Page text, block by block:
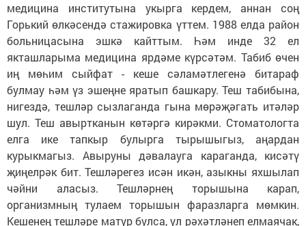
медицина институтына укырга кердем, аннан соң
Горький өлкәсендә стажировка үттем. 1988 елда район
больницасына эшкә кайттым. Һәм инде 32 ел
якташларыма медицина ярдәме күрсәтәм. Табиб өчен
иң мөһим сыйфат - кеше сәламәтлегенә битараф
булмау һәм үз эшеңне яратып башкару. Теш табибына,
нигездә, тешләр сызлаганда гына мөрәҗәгать итәләр
шул. Теш авыртканын көтәргә кирәкми. Стоматологта
елга ике тапкыр булырга тырышыгыз, аңардан
курыкмагыз. Авыруны дәвалауга караганда, кисәтү
җиңелрәк бит. Тешләрегез исән икән, азыкны яхшылап
чәйни аласыз. Тешләрнең торышына карап,
организмның тулаем торышын фаразларга мөмкин.
Кешенең тешләре матур булса, ул рәхәтләнеп елмаячак,